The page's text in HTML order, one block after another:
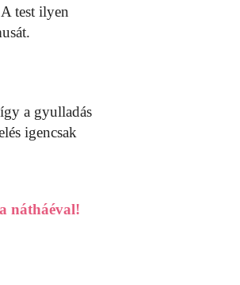
test ilyen
a gyulladás
igencsak
nátháéval!